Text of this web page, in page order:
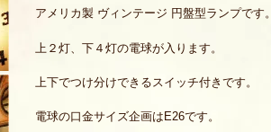
アメリカ製 ヴィンテージ 円盤型ランプです。
上２灯、下４灯の電球が入ります。
上下でつけ分けできるスイッチ付きです。
電球の口金サイズ企画はE26です。